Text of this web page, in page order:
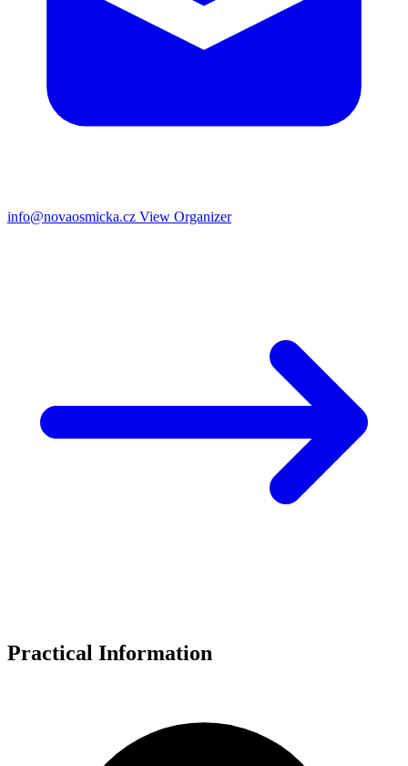
info@novaosmicka.cz View Organizer
Practical Information